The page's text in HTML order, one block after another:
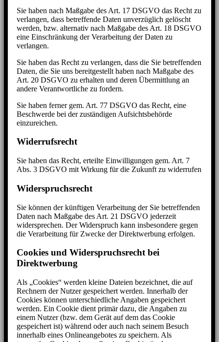
Sie haben nach Maßgabe des Art. 17 DSGVO das Recht zu
verlangen, dass betreffende Daten unverzüglich gelöscht
werden, bzw. alternativ nach Maßgabe des Art. 18 DSGVO
eine Einschränkung der Verarbeitung der Daten zu
verlangen.
Sie haben das Recht zu verlangen, dass die Sie betreffenden
Daten, die Sie uns bereitgestellt haben nach Maßgabe des
Art. 20 DSGVO zu erhalten und deren Übermittlung an
andere Verantwortliche zu fordern.
Sie haben ferner gem. Art. 77 DSGVO das Recht, eine
Beschwerde bei der zuständigen Aufsichtsbehörde
einzureichen.
Widerrufsrecht
Sie haben das Recht, erteilte Einwilligungen gem. Art. 7
Abs. 3 DSGVO mit Wirkung für die Zukunft zu widerrufen
Widerspruchsrecht
Sie können der künftigen Verarbeitung der Sie betreffenden
Daten nach Maßgabe des Art. 21 DSGVO jederzeit
widersprechen. Der Widerspruch kann insbesondere gegen
die Verarbeitung für Zwecke der Direktwerbung erfolgen.
Cookies und Widerspruchsrecht bei
Direktwerbung
Als „Cookies“ werden kleine Dateien bezeichnet, die auf
Rechnern der Nutzer gespeichert werden. Innerhalb der
Cookies können unterschiedliche Angaben gespeichert
werden. Ein Cookie dient primär dazu, die Angaben zu
einem Nutzer (bzw. dem Gerät auf dem das Cookie
gespeichert ist) während oder auch nach seinem Besuch
innerhalb eines Onlineangebotes zu speichern. Als